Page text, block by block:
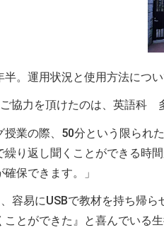
。運用状況と使用方法につい
協力を頂けたのは、英語科
授業の際、50分という限ら
繰り返し聞くことができる時
保できます。」
、容易にUSBで教材を持ち帰
とができた』と喜んでいる生